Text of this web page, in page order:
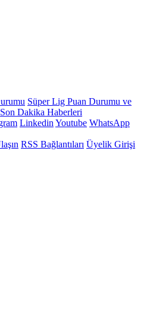
Süper Lig Puan Durumu ve
Son Dakika Haberleri
Linkedin Youtube WhatsApp
RSS Bağlantıları Üyelik Girişi